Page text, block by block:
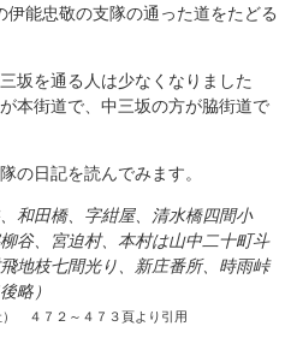
伊能忠敬の支隊の通った道をたどる
坂を通る人は少なくなりました
本街道で、中三坂の方が脇街道で
の日記を読んでみます。
和田橋、字紺屋、清水橋四間小
谷、宮迫村、本村は山中二十町斗
地枝七間光り、新庄番所、時雨峠
略）
４７２～４７３頁より引用